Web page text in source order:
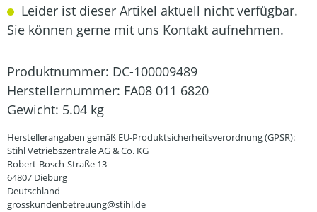
Leider ist dieser Artikel aktuell nicht verfügbar.
Sie können gerne mit uns Kontakt aufnehmen.
Produktnummer: DC-100009489
Herstellernummer: FA08 011 6820
Gewicht: 5.04 kg
Herstellerangaben gemäß EU-Produktsicherheitsverordnung (GPSR):
Stihl Vetriebszentrale AG & Co. KG
Robert-Bosch-Straße 13
64807 Dieburg
Deutschland
grosskundenbetreuung@stihl.de